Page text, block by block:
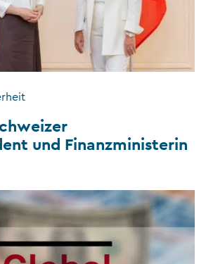
und Finanzministerin